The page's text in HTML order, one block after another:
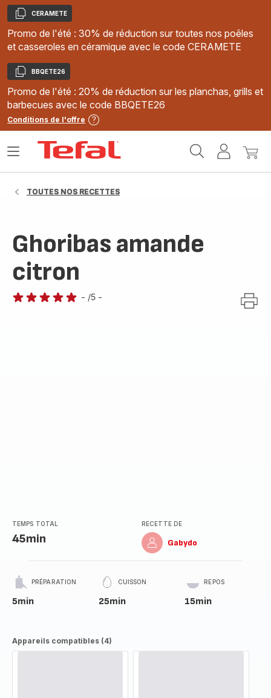
Copier
CERAMETE
Promo de l'été : 30% de réduction sur toutes nos poêles
et casseroles en céramique avec le code CERAMETE
Copier
BBQETE26
Promo de l'été : 20% de réduction sur les planchas, grills et
barbecues avec le code BBQETE26
Conditions de l'offre
MonMon
Ouvrir
TOUTES NOS RECETTES
Ghoribas amande
citron
- /5 -
TEMPS TOTAL
45min
RECETTE DE
Gabydo
PRÉPARATION
5min
CUISSON
25min
REPOS
15min
Appareils compatibles (4)